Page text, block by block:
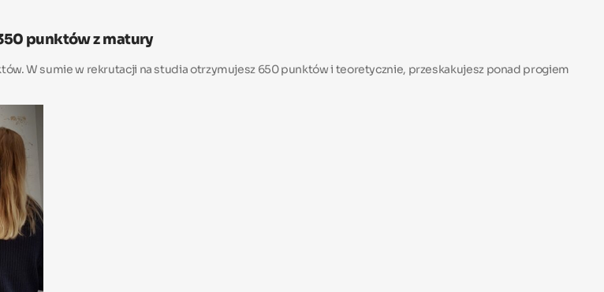
punktów z matury
W sumie w rekrutacji na studia otrzymujesz 650 punktów i teoretycznie, przeskakujesz ponad progiem